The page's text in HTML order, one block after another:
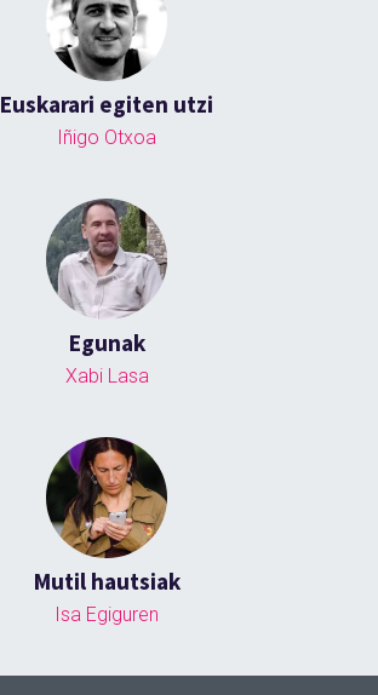
Euskarari egiten utzi
Iñigo Otxoa
Egunak
Xabi Lasa
Mutil hautsiak
Isa Egiguren